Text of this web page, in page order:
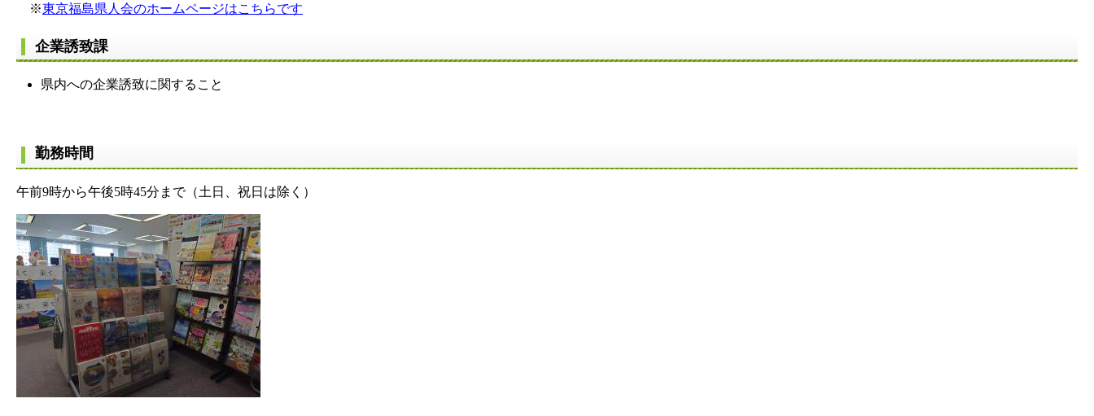
※東京福島県人会のホームページはこちらです
企業誘致課
県内への企業誘致に関すること
勤務時間
午前9時から午後5時45分まで（土日、祝日は除く）